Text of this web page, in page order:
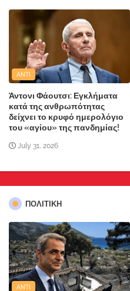
ANTI
Άντονι Φάουτσι: Εγκλήματα
κατά της ανθρωπότητας
δείχνει το κρυφό ημερολόγιο
του «αγίου» της πανδημίας!
July 31, 2026
ΠΟΛΙΤΙΚΗ
ANTI